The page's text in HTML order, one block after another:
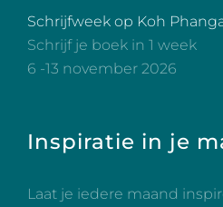
Schrijfweek op Koh
Schrijf je boek in 1 week
6 -13 november 2026
Inspiratie in je
Laat je iedere maand